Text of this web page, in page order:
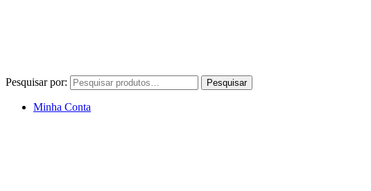
Pesquisar por: Pesquisar
Minha Conta